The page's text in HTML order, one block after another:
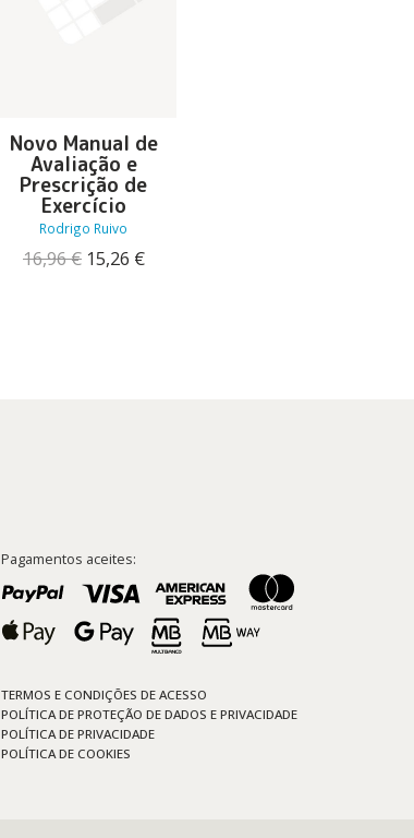
Novo Manual de
Avaliação e
Prescrição de
Exercício
Rodrigo Ruivo
16,96€ O
15,26 €O
Pagamentos aceites:
TERMOS E CONDIÇÕES DE ACESSO
POLÍTICA DE PROTEÇÃO DE DADOS E PRIVACIDADE
POLÍTICA DE PRIVACIDADE
POLÍTICA DE COOKIES